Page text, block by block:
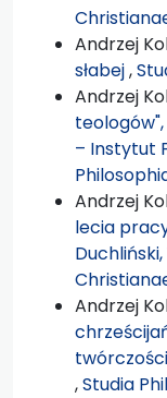
Andrzej
słabej,
Andrzej
– Instytut
Andrzej
lecia
Andrzej
twórczości
,Studia